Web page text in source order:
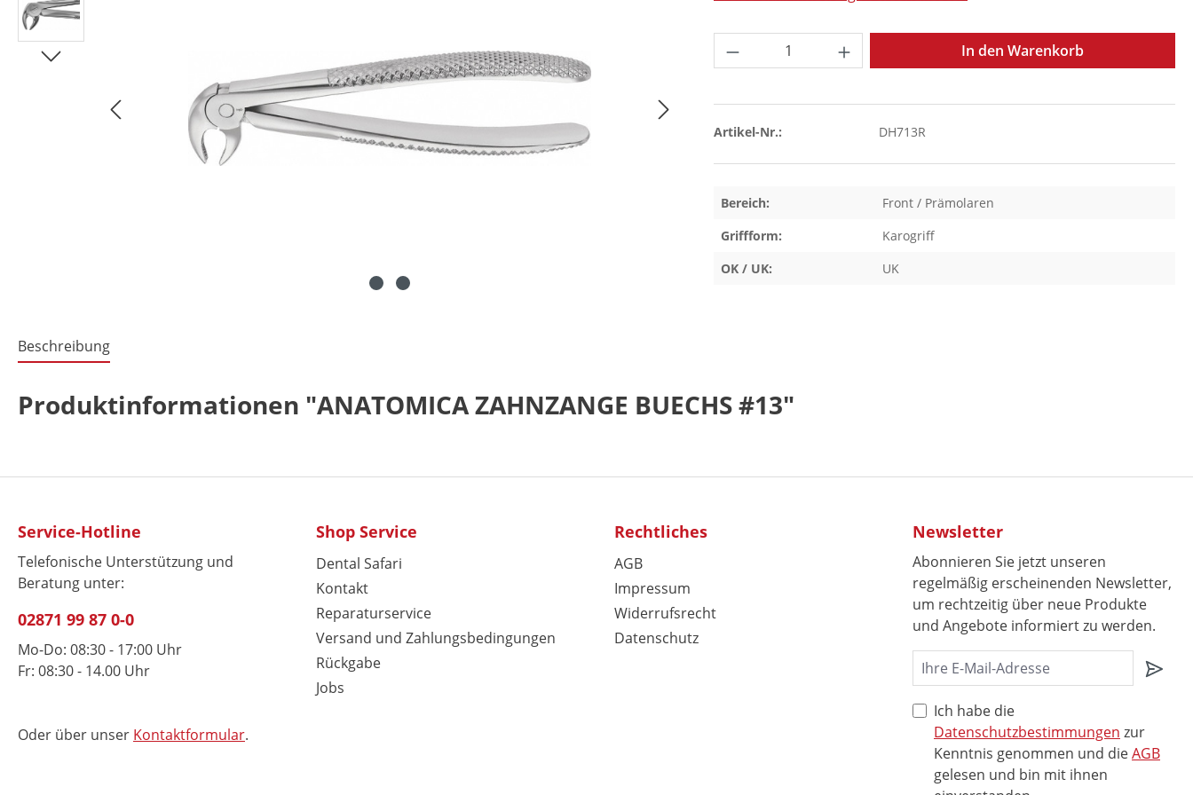
Produkt Anzahl: Gib den gewünschten Wert
In den Warenkorb
Artikel-Nr.: DH713R
Bereich:
Front / Prämolaren
Griffform:
Karogriff
OK / UK:
UK
Beschreibung
Produktinformationen "ANATOMICA ZAHNZANGE BUECHS #13"
Service-Hotline
Telefonische Unterstützung und
Beratung unter:
02871 99 87 0-0
Mo-Do: 08:30 - 17:00 Uhr
Fr: 08:30 - 14.00 Uhr
Oder über unser Kontaktformular.
Shop Service
Dental Safari
Kontakt
Reparaturservice
Versand und Zahlungsbedingungen
Rückgabe
Jobs
Rechtliches
AGB
Impressum
Widerrufsrecht
Datenschutz
Newsletter
Abonnieren Sie jetzt unseren
regelmäßig erscheinenden Newsletter,
um rechtzeitig über neue Produkte
und Angebote informiert zu werden.
Ich habe die
Datenschutzbestimmungen zur
Kenntnis genommen und dieAGB
gelesen und bin mit ihnen